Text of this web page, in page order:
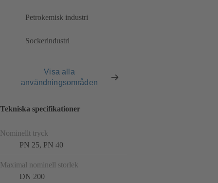
Petrokemisk industri
Sockerindustri
Visa alla
användningsområden
Tekniska specifikationer
Nominellt tryck
PN 25, PN 40
Maximal nominell storlek
DN 200